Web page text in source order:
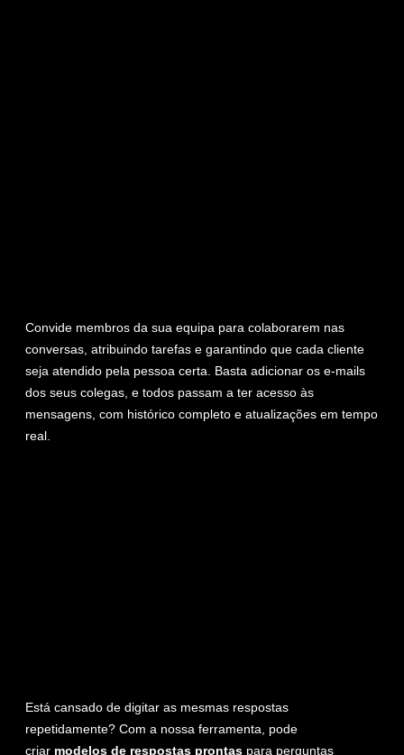
Convide membros da sua equipa para colaborarem nas
conversas, atribuindo tarefas e garantindo que cada cliente
seja atendido pela pessoa certa. Basta adicionar os e-mails
dos seus colegas, e todos passam a ter acesso às
mensagens, com histórico completo e atualizações em tempo
real.
Está cansado de digitar as mesmas respostas
repetidamente? Com a nossa ferramenta, pode
criar modelos de respostas prontas para perguntas